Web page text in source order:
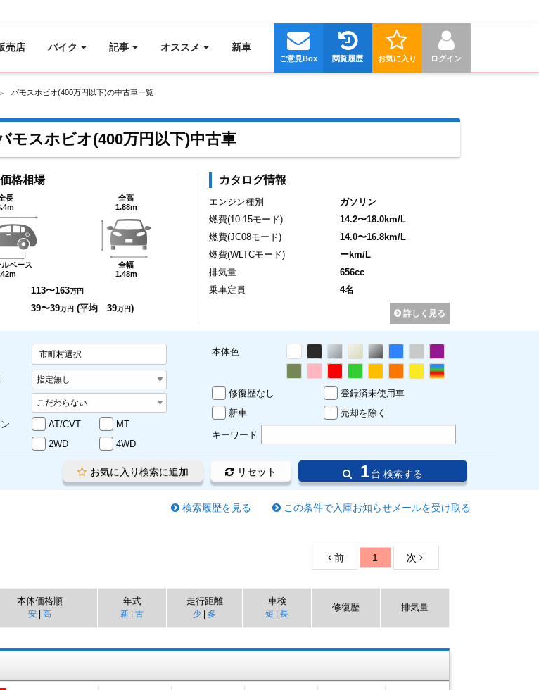
売店 バイク 記事 オススメ 新車
ログイン
お気に入り
閲覧履歴
ご意見Box
バモスホビオ(400万円以下)の中古車一覧
モスホビオ(400万円以下)中古車
格相場
長
ベース
全高
1.88m
全幅
1.48m
113〜163万円
39〜39万円 (平均 39万円)
カタログ情報
エンジン種別
ガソリン
燃費(10.15モード)
14.2〜18.0km/L
燃費(JC08モード)
14.0〜16.8km/L
燃費(WLTCモード)
ーkm/L
排気量
656cc
乗車定員
4名
詳しく見る
市町村選択
AT/CVT
MT
2WD 4WD
本体色
修復歴なし
登録済未使用車
新車
売却を除く
キーワード
1台 検索する
リセット
お気に入り検索に追加
この条件で入庫お知らせメールを受け取る
検索履歴を見る
前 1 次
本体価格順
安| 高
年式
新 | 古
走行距離
少 | 多
車検
短 | 長
修復歴 排気量